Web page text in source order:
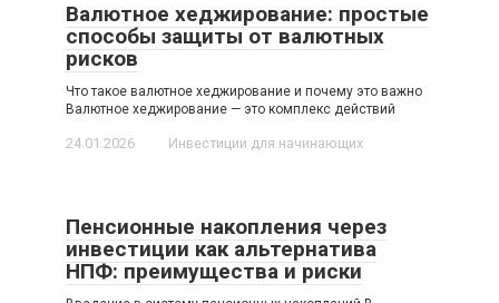
Валютное хеджирование: простые
способы защиты от валютных
рисков
Что такое валютное хеджирование и почему это важно
Валютное хеджирование — это комплекс действий
24.01.2026 Инвестиции для начинающих
Пенсионные накопления через
инвестиции как альтернатива
НПФ: преимущества и риски